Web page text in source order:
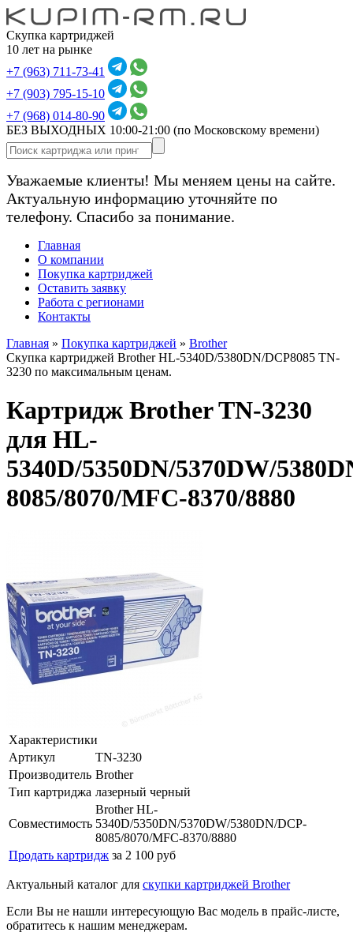
Скупка картриджей
10 лет на рынке
+7 (963) 711-73-41
+7 (903) 795-15-10
+7 (968) 014-80-90
БЕЗ ВЫХОДНЫХ 10:00-21:00 (по Московскому времени)
Уважаемые клиенты! Мы меняем цены на сайте.
Актуальную информацию уточняйте по
телефону. Спасибо за понимание.
Главная
О компании
Покупка картриджей
Оставить заявку
Работа с регионами
Контакты
Главная » Покупка картриджей » Brother
Скупка картриджей Brother HL-5340D/5380DN/DCP8085 TN-
3230 по максимальным ценам.
Картридж Brother TN-3230
для HL-
5340D/5350DN/5370DW/
8085/8070/MFC-8370/8880
Характеристики
Артикул
TN-3230
Производитель Brother
Тип картриджа лазерный черный
Совместимость
Brother HL-
5340D/5350DN/5370DW/5380DN/DCP-
8085/8070/MFC-8370/8880
Продать картридж за 2 100 руб
Актуальный каталог для скупки картриджей Brother
Если Вы не нашли интересующую Вас модель в прайс-листе,
обратитесь к нашим менеджерам.